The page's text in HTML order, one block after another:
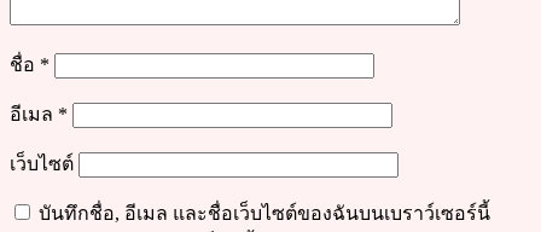
ชื่อ *
อีเมล *
เว็บไซต์
บันทึกชื่อ, อีเมล และชื่อเว็บไซต์ของฉันบนเบราว์เซอร์นี้